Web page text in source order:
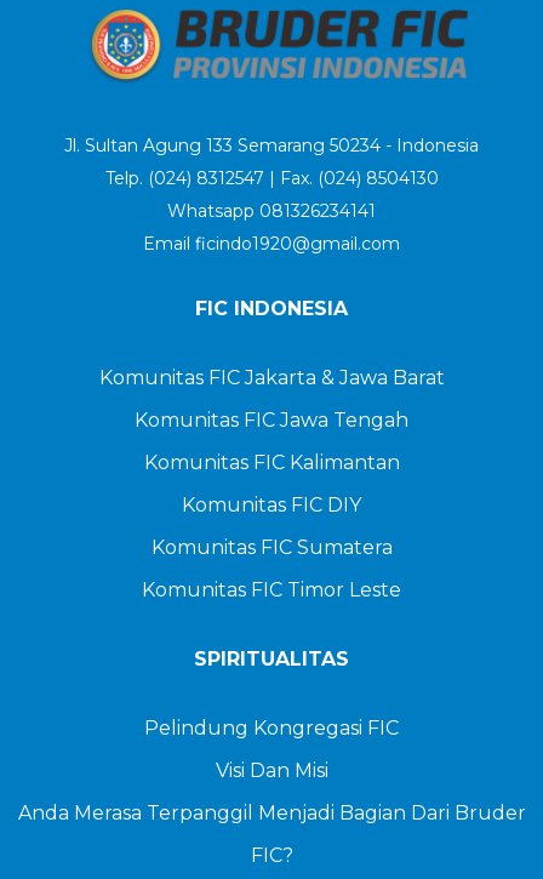
Jl. Sultan Agung 133 Semarang 50234 - Indonesia
Telp. (024) 8312547 | Fax. (024) 8504130
Whatsapp 081326234141
Email ficindo1920@gmail.com
FIC INDONESIA
Komunitas FIC Jakarta & Jawa Barat
Komunitas FIC Jawa Tengah
Komunitas FIC Kalimantan
Komunitas FIC DIY
Komunitas FIC Sumatera
Komunitas FIC Timor Leste
SPIRITUALITAS
Pelindung Kongregasi FIC
Visi Dan Misi
Anda Merasa Terpanggil Menjadi Bagian Dari Bruder
FIC?